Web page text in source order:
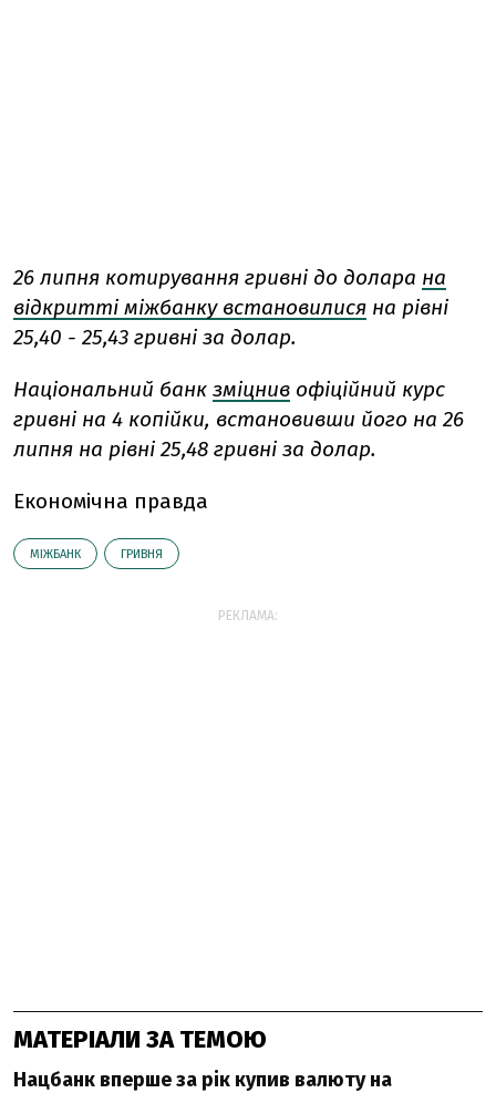
26 липня котирування гривні до долара на
відкритті міжбанку встановилися на рівні
25,40 - 25,43 гривні за долар.
Національний банк зміцнив офіційний курс
гривні на 4 копійки, встановивши його на 26
липня на рівні 25,48 гривні за долар.
Економічна правда
МІЖБАНК ГРИВНЯ
РЕКЛАМА:
МАТЕРІАЛИ ЗА ТЕМОЮ
Нацбанк вперше за рік купив валюту на